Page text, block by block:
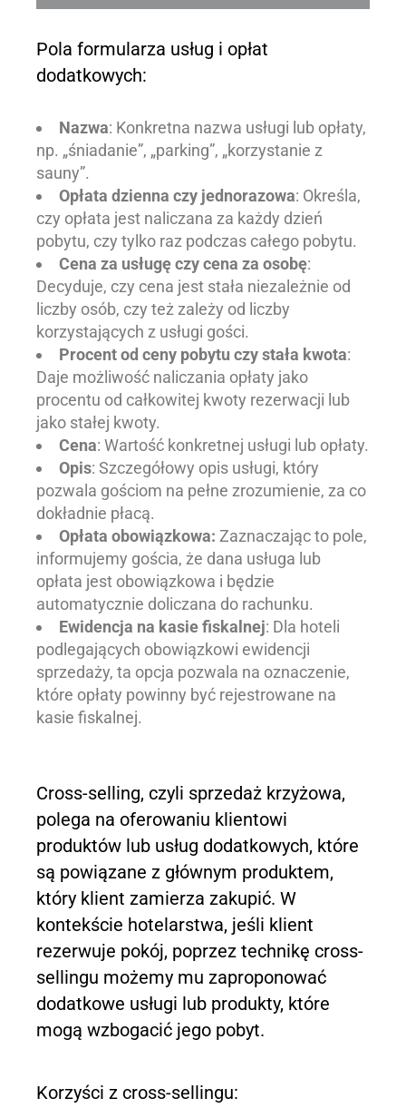
Pola formularza usług i opłat
dodatkowych:
Nazwa: Konkretna nazwa usługi lub opłaty,
np. „śniadanie”, „parking”, „korzystanie z
sauny”.
Opłata dzienna czy jednorazowa: Określa,
czy opłata jest naliczana za każdy dzień
pobytu, czy tylko raz podczas całego pobytu.
Cena za usługę czy cena za osobę:
Decyduje, czy cena jest stała niezależnie od
liczby osób, czy też zależy od liczby
korzystających z usługi gości.
Procent od ceny pobytu czy stała kwota:
Daje możliwość naliczania opłaty jako
procentu od całkowitej kwoty rezerwacji lub
jako stałej kwoty.
Cena: Wartość konkretnej usługi lub opłaty.
Opis: Szczegółowy opis usługi, który
pozwala gościom na pełne zrozumienie, za co
dokładnie płacą.
Opłata obowiązkowa: Zaznaczając to pole,
informujemy gościa, że dana usługa lub
opłata jest obowiązkowa i będzie
automatycznie doliczana do rachunku.
Ewidencja na kasie fiskalnej: Dla hoteli
podlegających obowiązkowi ewidencji
sprzedaży, ta opcja pozwala na oznaczenie,
które opłaty powinny być rejestrowane na
kasie fiskalnej.
Cross-selling, czyli sprzedaż krzyżowa,
polega na oferowaniu klientowi
produktów lub usług dodatkowych, które
są powiązane z głównym produktem,
który klient zamierza zakupić. W
kontekście hotelarstwa, jeśli klient
rezerwuje pokój, poprzez technikę cross-
sellingu możemy mu zaproponować
dodatkowe usługi lub produkty, które
mogą wzbogacić jego pobyt.
Korzyści z cross-sellingu: